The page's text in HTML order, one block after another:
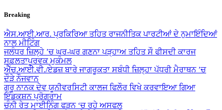
Skip
content
Breaking
ਐਸ.ਆਈ.ਆਰ. ਪ੍ਰਕਿਰਿਆ ਤਹਿਤ ਰਾਜਨੀਤਿਕ ਪਾਰਟੀਆਂ ਦੇ ਨੁਮਾਇੰਦਿਆਂ
ਨਾਲ ਮੀਟਿੰਗ
ਜਲੰਧਰ ਜ਼ਿਲ੍ਹੇ ’ਚ ਘਰ-ਘਰ ਗਣਨਾ ਪੜ੍ਹਾਅ ਤਹਿਤ ਸੌ ਫੀਸਦੀ ਕਾਰਜ
ਸਫ਼ਲਤਾਪੂਰਵਕ ਮੁਕੰਮਲ
ਐੱਚ.ਆਈ.ਵੀ./ਏਡਜ਼ ਬਾਰੇ ਜਾਗਰੂਕਤਾ ਸਬੰਧੀ ਜ਼ਿਲ੍ਹਾ ਪੱਧਰੀ ਮੈਰਾਥਨ ’ਚ
ਦੌੜੇ ਨੌਜਵਾਨ
ਗੁਰੂ ਨਾਨਕ ਦੇਵ ਯੂਨੀਵਰਸਿਟੀ ਕਾਲਜ ਫਿਲੌਰ ਵਿਖੇ ਕਰਵਾਇਆ ਗਿਆ
ਇੰਡਕਸ਼ਨ ਪ੍ਰੋਗਰਾਮ
ਚੰਨੀ ਰੇਤ ਮਾਈਨਿੰਗ ਫੜਨ ‘ਚ ਰਹੇ ਅਸਫਲ